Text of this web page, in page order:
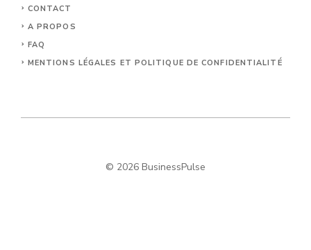
CONTACT
A PROPOS
FAQ
MENTIONS LÉGALES ET POLITIQUE DE CONFIDENTIALITÉ
© 2026 BusinessPulse